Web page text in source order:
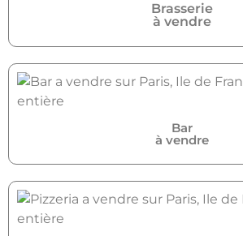
Brasserie
à vendre
Bar
à vendre